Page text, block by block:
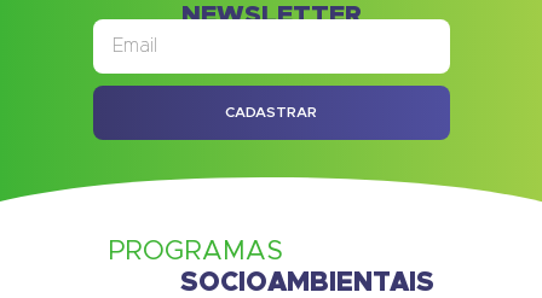
NEWSLETTER
CADASTRAR
PROGRAMAS
SOCIOAMBIENTAIS